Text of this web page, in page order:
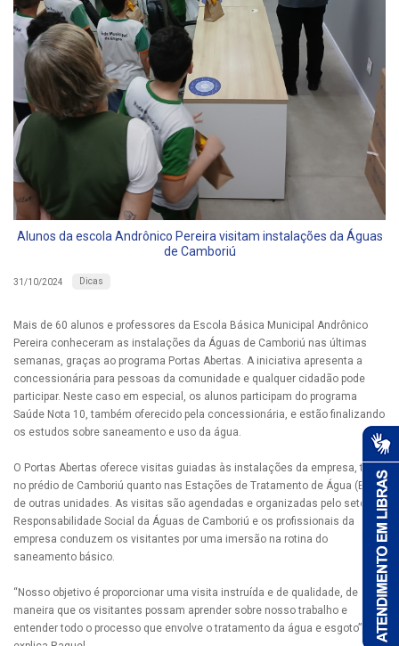
Alunos da escola Andrônico Pereira visitam instalações da Águas
de Camboriú
31/10/2024 Dicas
Mais de 60 alunos e professores da Escola Básica Municipal Andrônico
Pereira conheceram as instalações da Águas de Camboriú nas últimas
semanas, graças ao programa Portas Abertas. A iniciativa apresenta a
concessionária para pessoas da comunidade e qualquer cidadão pode
participar. Neste caso em especial, os alunos participam do programa
Saúde Nota 10, também oferecido pela concessionária, e estão finalizando
os estudos sobre saneamento e uso da água.
O Portas Abertas oferece visitas guiadas às instalações da empresa, tanto
no prédio de Camboriú quanto nas Estações de Tratamento de Água (ETA)
de outras unidades. As visitas são agendadas e organizadas pelo setor de
Responsabilidade Social da Águas de Camboriú e os profissionais da
empresa conduzem os visitantes por uma imersão na rotina do
saneamento básico.
“Nosso objetivo é proporcionar uma visita instruída e de qualidade, de
maneira que os visitantes possam aprender sobre nosso trabalho e
entender todo o processo que envolve o tratamento da água e esgoto”,